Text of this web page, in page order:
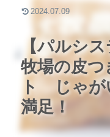
【パルシ
牧場の皮
ト じゃが
満足！
2024.07.09